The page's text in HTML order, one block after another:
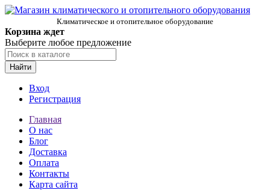
Климатическое и отопительное оборудование
Корзина ждет
Выберите любое предложение
Найти
Вход
Регистрация
Главная
О нас
Блог
Доставка
Оплата
Контакты
Карта сайта